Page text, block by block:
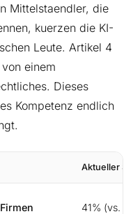
Mittelstaendler, die
kuerzen die KI-
Leute. Artikel 4
einem
Dieses
Kompetenz endlich
Aktueller
41% (vs.